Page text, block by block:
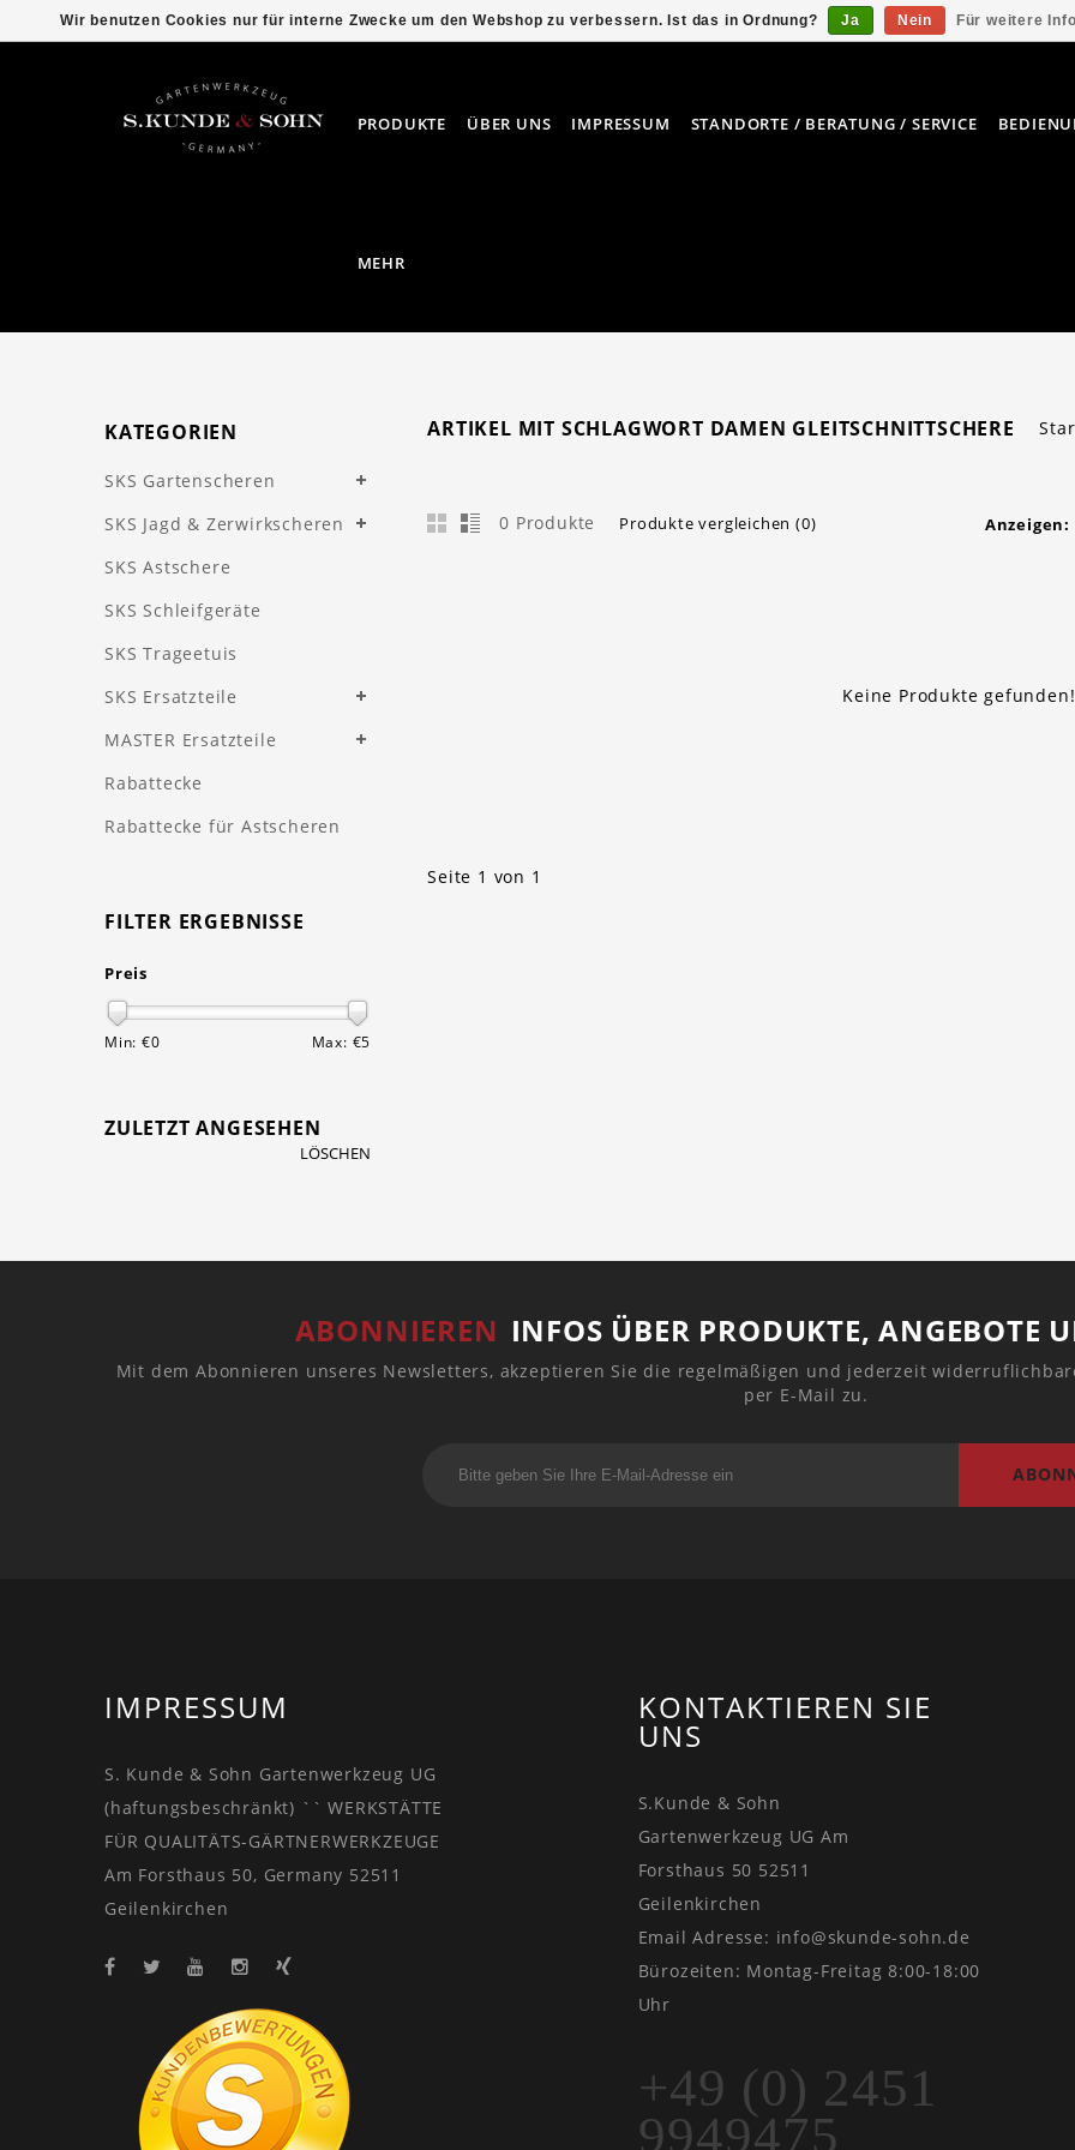
PRODUKTE ÜBER UNS IMPRESSUM STANDORTE / BERATUNG / SERVICE
MEHR
ARTIKEL MIT SCHLAGWORT DAMEN GLEITSCHNITTSCHERE
0 Produkte Produkte vergleichen (0) Anzeigen:
Keine Produkte
Seite 1 von 1
KATEGORIEN
SKS Gartenscheren
SKS Jagd & Zerwirkscheren
SKS Astschere
SKS Schleifgeräte
SKS Trageetuis
SKS Ersatzteile
MASTER Ersatzteile
Rabattecke
Rabattecke für Astscheren
FILTER ERGEBNISSE
Preis
Min: €0 Max: €5
ZULETZT ANGESEHEN
LÖSCHEN
ABONNIEREN INFOS ÜBER PRODUKTE, ANGEBOTE
Mit dem Abonnieren unseres Newsletters, akzeptieren Sie die regelmäßigen und jederzeit
per E-Mail zu.
IMPRESSUM
S. Kunde & Sohn Gartenwerkzeug UG
(haftungsbeschränkt) `` WERKSTÄTTE
FÜR QUALITÄTS-GÄRTNERWERKZEUGE
Am Forsthaus 50, Germany 52511
Geilenkirchen
KONTAKTIEREN SIE
UNS
S.Kunde & Sohn
Gartenwerkzeug UG Am
Forsthaus 50 52511
Geilenkirchen
Email Adresse: info@skunde-sohn.de
Bürozeiten: Montag-Freitag 8:00-18:00
Uhr
+49 (0) 2451
9949475
Wir benutzen Cookies nur für interne Zwecke um den Webshop zu verbessern. Ist das in Ordnung? Ja Nein Für weitere